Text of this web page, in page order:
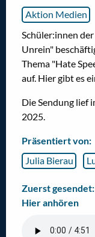
Aktion Medien
Schüler:innen
Unrein"
Thema "Hate
auf. Hier gibt es
Die Sendung lief
2025.
Präsentiert von:
Julia Bierau
Zuerst gesendet:
Hier anhören